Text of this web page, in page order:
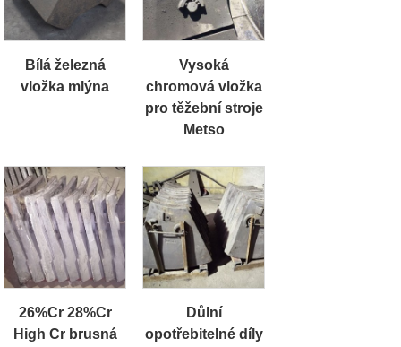
Bílá železná
vložka mlýna
Vysoká
chromová vložka
pro těžební stroje
Metso
26%Cr 28%Cr
High Cr brusná
Důlní
opotřebitelné díly